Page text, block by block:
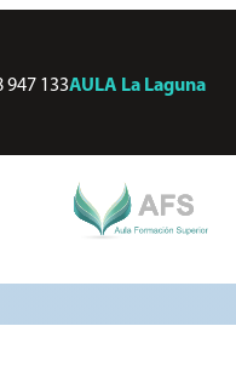
947 133AULA La Laguna